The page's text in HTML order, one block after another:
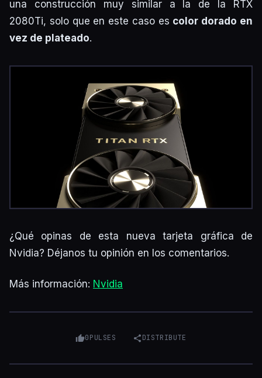
una construcción muy similar a la de la RTX
2080Ti, solo que en este caso es color dorado en
vez de plateado.
¿Qué opinas de esta nueva tarjeta gráfica de
Nvidia? Déjanos tu opinión en los comentarios.
Más información: Nvidia
0PULSES DISTRIBUTE